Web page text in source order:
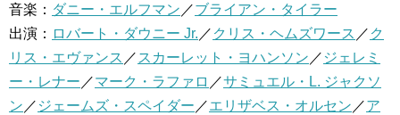
音楽： ダニー・エルフマン ／ブライアン・タイラー
出演： ロバート・ダウニー Jr. ／ クリス・ヘムズワース ／ ク
リス・エヴァンス ／ スカーレット・ヨハンソン ／ ジェレミ
ー・レナー ／マーク・ラファロ ／サミュエル・L. ジャクソ
ン ／ ジェームズ・スペイダー ／エリザベス・オルセン ／ア